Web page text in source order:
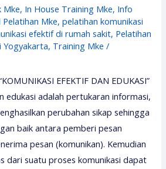
Mke, In House Training Mke, Info
Pelatihan Mke,pelatihan komunikasi
efektif di rumah sakit, Pelatihan
Yogyakarta, Training Mke /
EFEKTIF DAN EDUKASI”
edukasi adalah pertukaran informasi,
perubahan sikap sehingga
baik antara pemberi pesan
pesan (komunikan). Kemudian
dari suatu proses komunikasi dapat